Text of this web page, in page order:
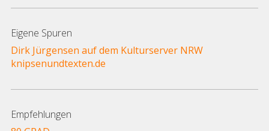
Themen
Eigene Spuren
Dirk Jürgensen auf dem Kulturserver NRW
knipsenundtexten.de
Empfehlungen